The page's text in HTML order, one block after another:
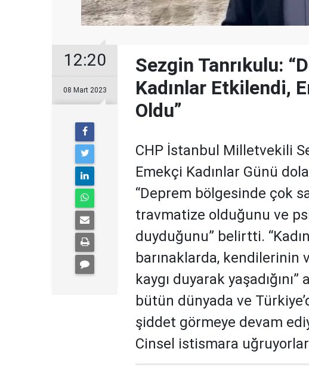
12:20
08 Mart 2023
Sezgin Tanrıkulu:
Kadınlar Etkilendi,
Oldu”
CHP İstanbul Milletvekili
Emekçi Kadınlar Günü
“Deprem bölgesinde çok
travmatize olduğunu ve
duyduğunu” belirtti.
barınaklarda, kendilerinin
kaygı duyarak
bütün dünyada ve
şiddet görmeye devam
Cinsel istismara